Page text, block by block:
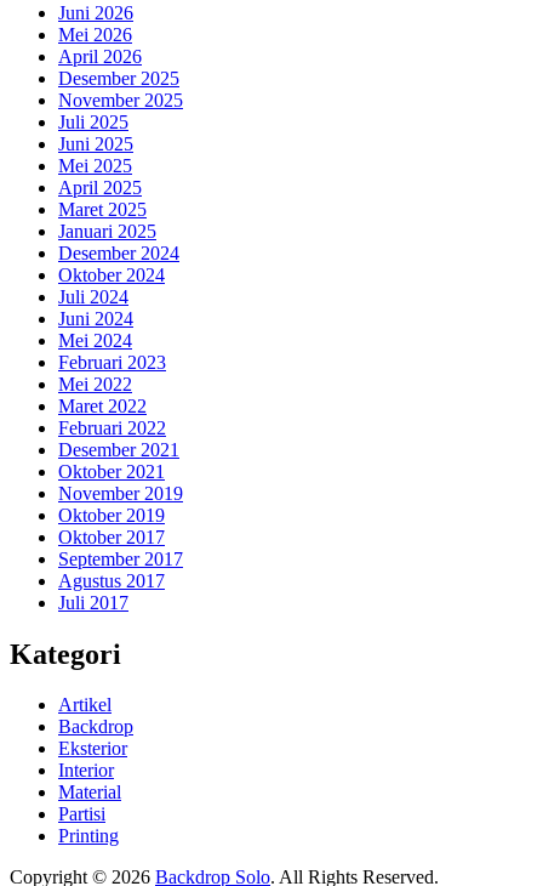
Juni 2026
Mei 2026
April 2026
Desember 2025
November 2025
Juli 2025
Juni 2025
Mei 2025
April 2025
Maret 2025
Januari 2025
Desember 2024
Oktober 2024
Juli 2024
Juni 2024
Mei 2024
Februari 2023
Mei 2022
Maret 2022
Februari 2022
Desember 2021
Oktober 2021
November 2019
Oktober 2019
Oktober 2017
September 2017
Agustus 2017
Juli 2017
Kategori
Artikel
Backdrop
Eksterior
Interior
Material
Partisi
Printing
Copyright © 2026 Backdrop Solo. All Rights Reserved.